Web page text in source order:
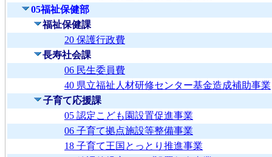
05福祉保健部
福祉保健課
20 保護行政費
長寿社会課
06 民生委員費
40 県立福祉人材研修センター基金造成補助事業
子育て応援課
05 認定こども園設置促進事業
06 子育て拠点施設等整備事業
18 子育て王国とっとり推進事業